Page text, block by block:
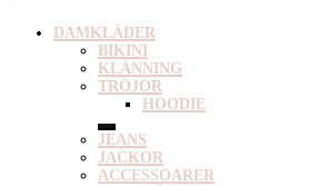
DAMKLÄDER
BIKINI
KLÄNNING
TRÖJOR
HOODIE
JEANS
JACKOR
ACCESSOARER